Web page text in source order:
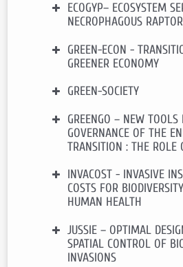
Contact: THOYER
Financement:
Durée: 2017 – 2019
Contact:
SUBERVIE
ECOGYP– ECOSYSTEM
NECROPHAGOUS
Financement:
Durée: 2016 – 2018
Contact:
COURTOIS Pierre
GREEN-ECON -
GREENER ECONOMY
Financement:
CE03-0005
Durée: 2016 – 2020
Contact :QUEROU
Site internet:
https://
green-econ/home
GREEN-SOCIETY
Financement:
Durée: 2018 – 2019
Contact :QUEROU
GREENGO – NEW TOOLS
GOVERNANCE OF THE
TRANSITION : THE ROLE
Financement:ANR
de la Recherche)
Durée:2015 – 2019
Contact: MAHENC
INVACOST - INVASIVE
COSTS FOR
HUMAN HEALTH
Financement:ANR
Nationale de la
CE02-0021
JUSSIE – OPTIMAL
SPATIAL CONTROL OF
INVASIONS